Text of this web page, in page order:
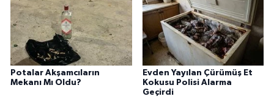
Potalar Akşamcıların
Mekanı Mı Oldu?
Evden Yayılan Çürümüş Et
Kokusu Polisi Alarma
Geçirdi